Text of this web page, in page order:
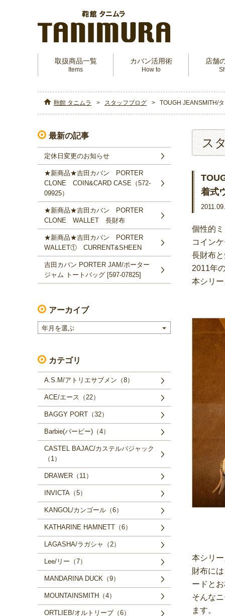
取扱商品一覧
Items
カバン活用術
How to
店舗
鞄館 タニムラ スタッフブログ TOUGH JEANSMITH/
最新の記事
定休日変更のお知らせ
★新商品★吉田カバン PORTER
CLONE COIN&CARD CASE（572‐
09925）
★新商品★吉田カバン PORTER
CLONE WALLET 長財布
★新商品★吉田カバン PORTER
WALLET① CURRENT&SHEEN
吉田カバン PORTER JAM/ポーター
ジャム トートバッグ [597-07825]
アーカイブ
年月を選ぶ
カテゴリ
A.S.M/アトリエサブメン（8）
ACE/エース（22）
BAGGY PORT（32）
Barbie(バービー)（4）
CASTEL BAJAC/カステルバジャック
（1）
DRAWER（11）
INVICTA（5）
KANGOL/カンゴール（6）
KATHARINE HAMNETT（6）
LAGASHA/ラガシャ（2）
Lee/リー（7）
MANDARINA DUCK（9）
MOUNTAINSMITH（4）
ORTLIEB/オルトリーブ（6）
ス
着式
個性的
コイン
長財布
2011年
本シリ
本シリ
財布に
ードと
そんな
ます。